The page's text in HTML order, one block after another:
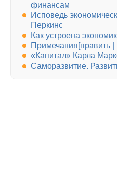
финансам
Исповедь
Перкинс
Как устроена
Примечания[править |
«Капитал» Карла
Саморазвитие.